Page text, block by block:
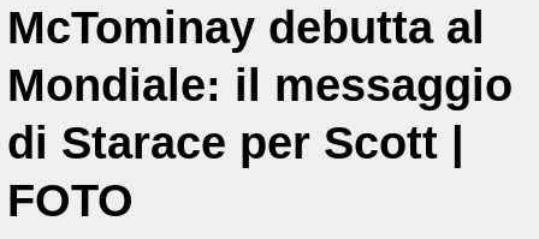
McTominay debutta al
Mondiale: il messaggio
di Starace per Scott |
FOTO